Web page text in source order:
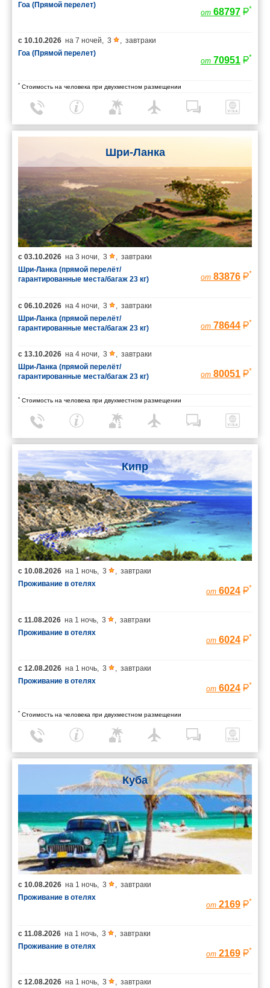
Гоа (Прямой перелет)
от 68797 *
с 10.10.2026 на 7 ночей, 3 , завтраки
Гоа (Прямой перелет)
от 70951 *
* Стоимость на человека при двухместном размещении
Шри-Ланка
с 03.10.2026 на 3 ночи, 3 , завтраки
Шри-Ланка (прямой перелёт/
гарантированные места/багаж 23 кг)
от 83876 *
с 06.10.2026 на 4 ночи, 3 , завтраки
Шри-Ланка (прямой перелёт/
гарантированные места/багаж 23 кг)
от 78644 *
с 13.10.2026 на 4 ночи, 3 , завтраки
Шри-Ланка (прямой перелёт/
гарантированные места/багаж 23 кг)
от 80051 *
* Стоимость на человека при двухместном размещении
Кипр
с 10.08.2026 на 1 ночь 3
завтраки
Проживание в отелях
от 6024 *
с 11.08.2026 на 1 ночь 3
завтраки
Проживание в отелях
от 6024 *
с 12.08.2026 на 1 ночь 3
завтраки
Проживание в отелях
от 6024 *
* Стоимость на человека при двухместном размещении
Куба
с 10.08.2026 на 1 ночь 3
завтраки
Проживание в отелях
от 2169 *
с 11.08.2026 на 1 ночь 3
завтраки
Проживание в отелях
от 2169 *
с 12.08.2026 на 1 ночь 3
завтраки